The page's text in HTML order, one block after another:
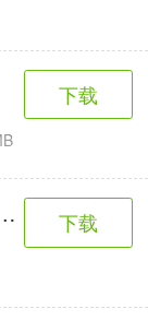
下载
简版下载